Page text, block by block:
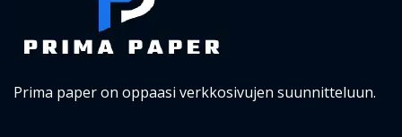
Prima paper on oppaasi verkkosivujen suunnitteluun.